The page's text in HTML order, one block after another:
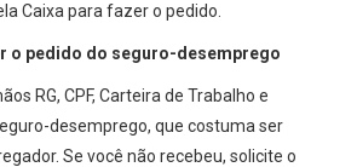
Caixa para fazer o pedido.
o pedido do seguro-desemprego
RG, CPF, Carteira de Trabalho e
desemprego, que costuma ser
Se você não recebeu, solicite o